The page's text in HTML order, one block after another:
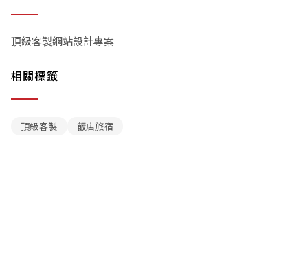
頂級客製網站設計專案
相關標籤
頂級客製 飯店旅宿